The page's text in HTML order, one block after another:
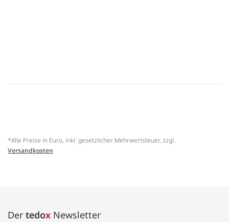
*Alle Preise in Euro, inkl. gesetzlicher Mehrwertsteuer, zzgl.
Versandkosten
Der tedox Newsletter